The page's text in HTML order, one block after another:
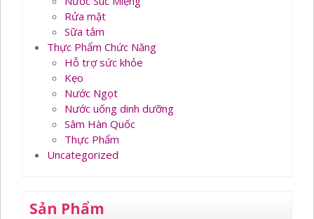
Rửa mặt
Sữa tắm
Thực Phẩm Chức Năng
Hỗ trợ sức khỏe
Kẹo
Nước Ngọt
Nước uống dinh dưỡng
Sâm Hàn Quốc
Thực Phẩm
Uncategorized
Sản Phẩm